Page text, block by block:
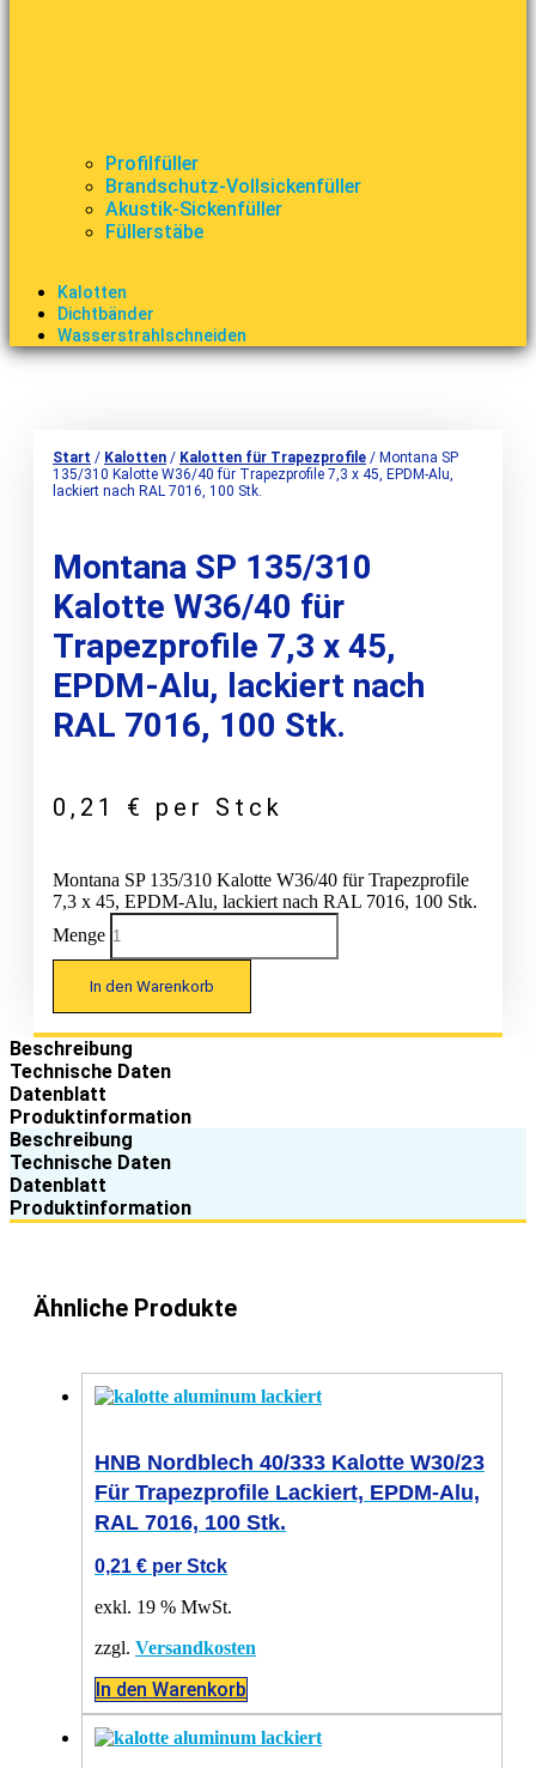
Profilfüller
Brandschutz-Vollsickenfüller
Akustik-Sickenfüller
Füllerstäbe
Kalotten
Dichtbänder
Wasserstrahlschneiden
Start / Kalotten / Kalotten für Trapezprofile / Montana SP
135/310 Kalotte W36/40 für Trapezprofile 7,3 x 45, EPDM-Alu,
lackiert nach RAL 7016, 100 Stk.
Montana SP 135/310
Kalotte W36/40 für
Trapezprofile 7,3 x 45,
EPDM-Alu, lackiert nach
RAL 7016, 100 Stk.
0,21 € per Stck
Montana SP 135/310 Kalotte W36/40 für Trapezprofile
7,3 x 45, EPDM-Alu, lackiert nach RAL 7016, 100 Stk.
Menge
In den Warenkorb
Beschreibung
Technische Daten
Datenblatt
Produktinformation
Beschreibung
Technische Daten
Datenblatt
Produktinformation
Ähnliche Produkte
HNB Nordblech 40/333 Kalotte W30/23
Für Trapezprofile Lackiert, EPDM-Alu,
RAL 7016, 100 Stk.
0,21 € per Stck
exkl. 19 % MwSt.
zzgl. Versandkosten
In den Warenkorb